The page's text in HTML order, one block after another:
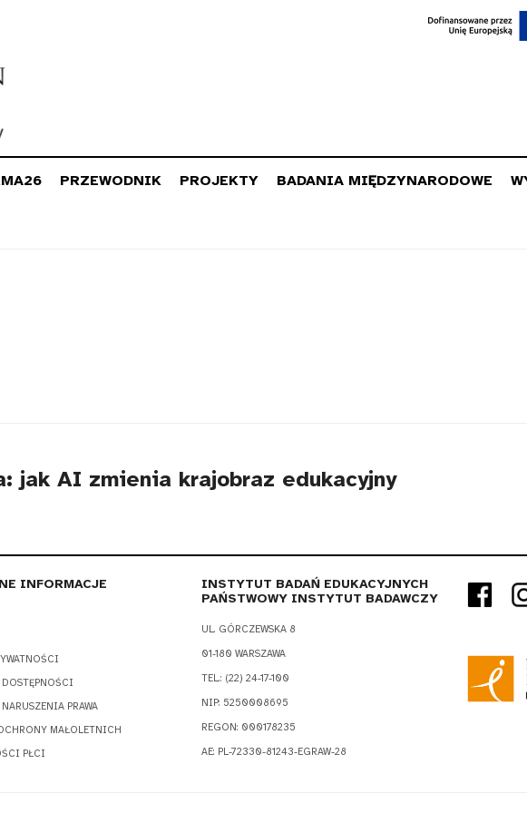
PRZEWODNIK PROJEKTY BADANIA MIĘDZYNARODOWE
jak AI zmienia krajobraz edukacyjny
INFORMACJE
DOSTĘPNOŚCI
PRAWA
MAŁOLETNICH
PŁCI
INSTYTUT BADAŃ EDUKACYJNYCH
PAŃSTWOWY INSTYTUT BADAWCZY
UL. GÓRCZEWSKA 8
01-180 WARSZAWA
TEL.: (22) 24-17-100
NIP: 5250008695
REGON: 000178235
AE: PL-72330-81243-EGRAW-28